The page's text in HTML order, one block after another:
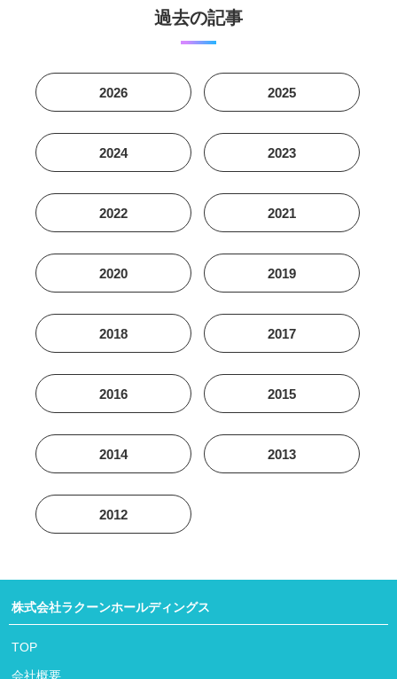
過去の記事
2026 2025
2024 2023
2022 2021
2020 2019
2018 2017
2016 2015
2014 2013
2012
株式会社ラクーンホールディングス
TOP
会社概要